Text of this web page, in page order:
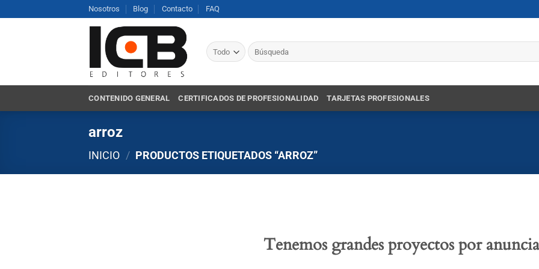
al
Nosotros Blog Contacto FAQ
Buscar
por:
CONTENIDO GENERAL CERTIFICADOS DE PROFESIONALIDAD TARJETAS PROFESIONALES
arroz
INICIO / PRODUCTOS ETIQUETADOS “ARROZ”
Tenemos grandes proyectos por